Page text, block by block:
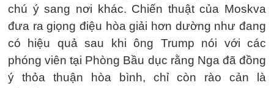
chú ý sang nơi khác. Chiến thuật của Moskva
đưa ra giọng điệu hòa giải hơn dường như đang
có hiệu quả sau khi ông Trump nói với các
phóng viên tại Phòng Bầu dục rằng Nga đã đồng
ý thỏa thuận hòa bình, chỉ còn rào cản là